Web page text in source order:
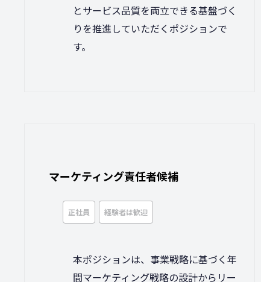
とサービス品質を両立できる基盤づく
りを推進していただくポジションで
す。
マーケティング責任者候補
正社員 経験者は歓迎
本ポジションは、事業戦略に基づく年
間マーケティング戦略の設計からリー